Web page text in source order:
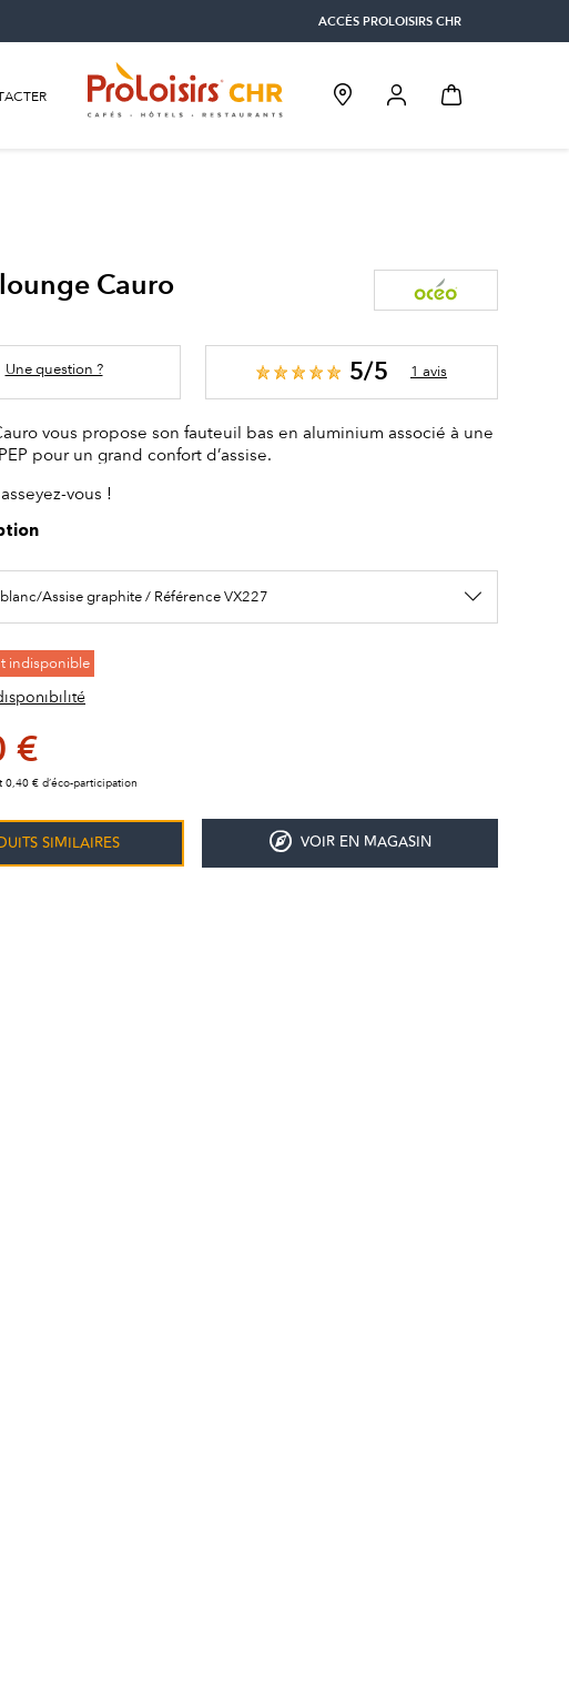
ACCÈS PROLOISIRS CHR
Cauro
Une question ? 5/5 1 avis
vous propose son fauteuil bas en aluminium associé à une
pour un grand confort d’assise.
vous !
Assise graphite / Référence VX227
indisponible
€
€ d’éco-participation
SIMILAIRES VOIR EN MAGASIN